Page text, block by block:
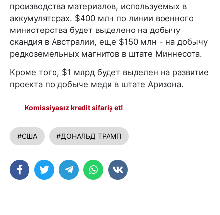
производства материалов, используемых в
аккумуляторах. $400 млн по линии военного
министерства будет выделено на добычу
скандия в Австралии, еще $150 млн - на добычу
редкоземельных магнитов в штате Миннесота.
Кроме того, $1 млрд будет выделен на развитие
проекта по добыче меди в штате Аризона.
Komissiyasız kredit sifariş et!
#США #ДОНАЛЬД ТРАМП